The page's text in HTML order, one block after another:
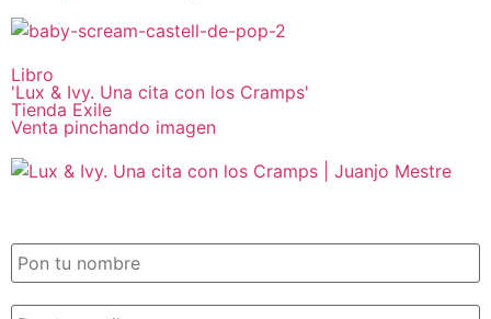
Libro
'Lux & Ivy. Una cita con los Cramps'
Tienda Exile
Venta pinchando imagen